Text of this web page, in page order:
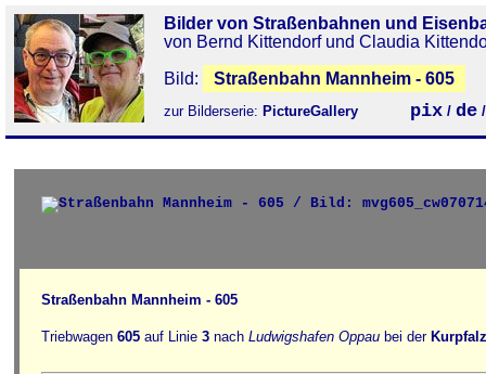
Bilder von Straßenbahnen und
von Bernd Kittendorf und Claudia
Bild:
Straßenbahn Mannheim - 605
zur Bilderserie: PictureGallery pix / de
Straßenbahn Mannheim - 605
Triebwagen 605 auf Linie 3 nach Ludwigshafen Oppau bei der